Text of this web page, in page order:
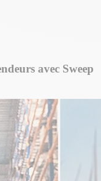
avec Sweep